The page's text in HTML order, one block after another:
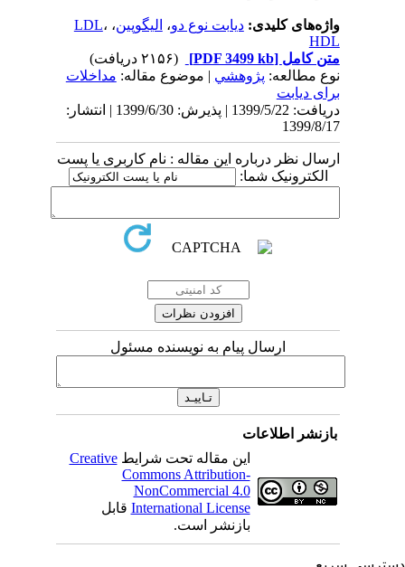
واژه‌های کلیدی:دیابت نوع دو،الیگوپین، LDL ،
HDL
متن کامل[PDF 3499 kb]
نوع مطالعه:پژوهشي| موضوع مقاله:مداخلات
برای دیابت
دریافت: 1399/5/22 | پذیرش: 1399/6/30 | انتشار:
1399/8/17
ارسال نظر درباره این مقاله : نام کاربری یا پست
الکترونیک شما:
ارسال پیام به نویسنده مسئول
بازنشر اطلاعات
این مقاله تحت شرایطCreative
Commons Attribution-
NonCommercial 4.0
International Licenseقابل
بازنشر است.